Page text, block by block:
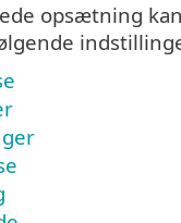
opsætning